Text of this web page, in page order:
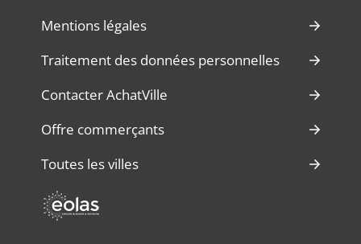
Mentions légales
Traitement des données personnelles
Contacter AchatVille
Offre commerçants
Toutes les villes